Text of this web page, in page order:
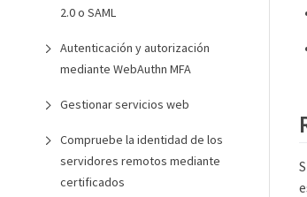
2.0 o SAML
Autenticación y autorización
mediante WebAuthn MFA
Gestionar servicios web
Compruebe la identidad de los
servidores remotos mediante
certificados